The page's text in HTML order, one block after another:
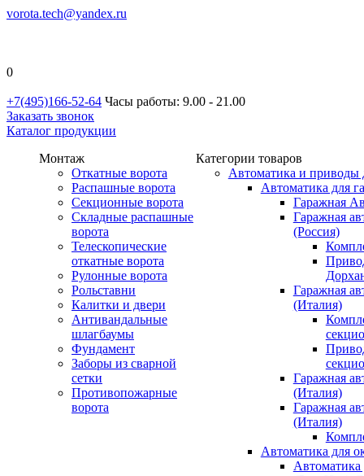
vorota.tech@yandex.ru
0
+7(495)166-52-64 Часы работы: 9.00 - 21.00
Заказать звонок
Каталог продукции
Монтаж
Откатные ворота
Распашные ворота
Секционные ворота
Складные распашные
ворота
Телескопические
откатные ворота
Рулонные ворота
Рольставни
Калитки и двери
Антивандальные
шлагбаумы
Фундамент
Заборы из сварной
сетки
Противопожарные
ворота
Категории товаров
Автоматика и приводы
Автоматика для
Гаражная
Гаражная
(Россия)
Гаражная
(Италия)
Гаражная
(Италия)
Гаражная
(Италия)
Автоматика для
Автоматика